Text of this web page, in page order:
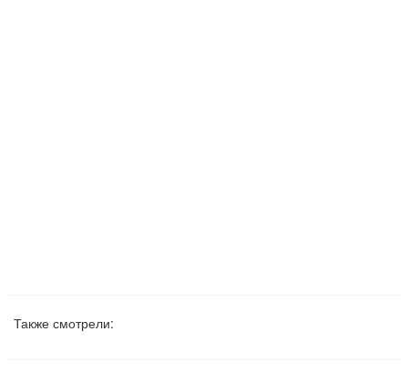
Также смотрели: